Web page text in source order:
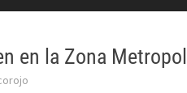
en la Zona